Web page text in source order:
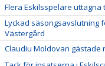
Flera Eskilsspelare uttagna
Lyckad säsongsavslutning
Västergård
Claudiu Moldovan